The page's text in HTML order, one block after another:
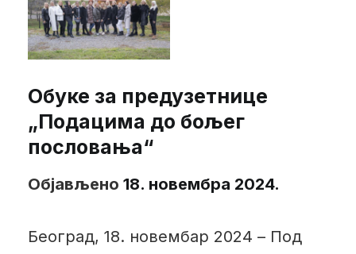
Обуке за предузетнице
„Подацима до бољег
пословања“
Објављено 18. новембра 2024.
Београд, 18. новембар 2024 – Под